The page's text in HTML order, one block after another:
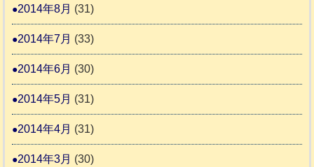
2014年8月 (31)
2014年7月 (33)
2014年6月 (30)
2014年5月 (31)
2014年4月 (31)
2014年3月 (30)